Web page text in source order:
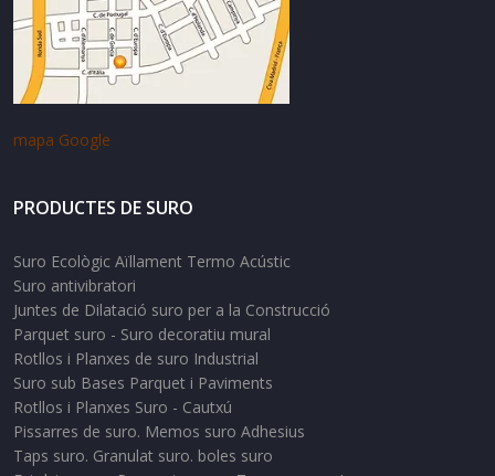
mapa Google
PRODUCTES DE SURO
Suro Ecològic Aïllament Termo Acústic
Suro antivibratori
Juntes de Dilatació suro per a la Construcció
Parquet suro - Suro decoratiu mural
Rotllos i Planxes de suro Industrial
Suro sub Bases Parquet i Paviments
Rotllos i Planxes Suro - Cautxú
Pissarres de suro. Memos suro Adhesius
Taps suro. Granulat suro. boles suro